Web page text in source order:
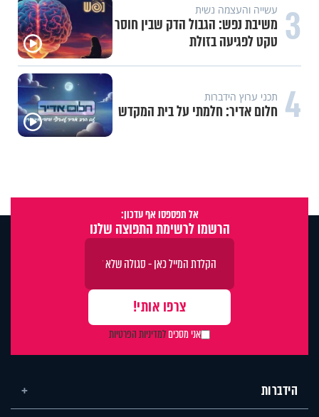
3 עשייה והעצמה נשית
משיבת נפש: הגבול הדק שבין חוסר
טקט לפגיעה בזולת
4 תכני ערוץ הידברות
חלום אדיר: חלמתי על בית המקדש
אל תפספסו אף עדכון:
הרשמו לרשימת התפוצה שלנו
אני מסכיםלמדיניות הפרטיות
הידברות